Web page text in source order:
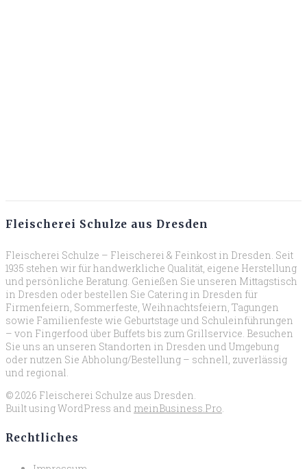
Fleischerei Schulze aus Dresden
Fleischerei Schulze – Fleischerei & Feinkost in Dresden. Seit
1935 stehen wir für handwerkliche Qualität, eigene Herstellung
und persönliche Beratung. Genießen Sie unseren Mittagstisch
in Dresden oder bestellen Sie Catering in Dresden für
Firmenfeiern, Sommerfeste, Weihnachtsfeiern, Tagungen
sowie Familienfeste wie Geburtstage und Schuleinführungen
– von Fingerfood über Buffets bis zum Grillservice. Besuchen
Sie uns an unseren Standorten in Dresden und Umgebung
oder nutzen Sie Abholung/Bestellung – schnell, zuverlässig
und regional.
© 2026 Fleischerei Schulze aus Dresden.
Built using WordPress and meinBusiness.Pro.
Rechtliches